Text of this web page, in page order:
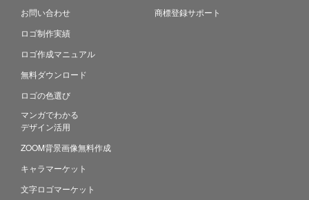
お問い合わせ
ロゴ制作実績
ロゴ作成マニュアル
無料ダウンロード
ロゴの色選び
マンガでわかる
デザイン活用
ZOOM背景画像無料作成
キャラマーケット
文字ロゴマーケット
商標登録サポート